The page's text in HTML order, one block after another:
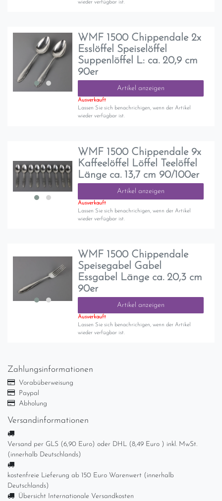
wieder verfügbar ist.
WMF 1500 Chippendale 2x
Esslöffel Speiselöffel
Suppenlöffel L: ca. 20,9 cm
90er
Artikel anzeigen
Ausverkauft
Lassen Sie sich benachrichigen, wenn der Artikel
wieder verfügbar ist.
WMF 1500 Chippendale 9x
Kaffeelöffel Löffel Teelöffel
Länge ca. 13,7 cm 90/100er
Artikel anzeigen
Ausverkauft
Lassen Sie sich benachrichigen, wenn der Artikel
wieder verfügbar ist.
WMF 1500 Chippendale
Speisegabel Gabel
Essgabel Länge ca. 20,3 cm
90er
Artikel anzeigen
Ausverkauft
Lassen Sie sich benachrichigen, wenn der Artikel
wieder verfügbar ist.
Zahlungsinformationen
Vorabüberweisung
Paypal
Abholung
Versandinformationen
Versand per GLS (6,90 Euro) oder DHL (8,49 Euro ) inkl. MwSt.
(innerhalb Deutschlands)
kostenfreie Lieferung ab 150 Euro Warenwert (innerhalb
Deutschlands)
Übersicht Internationale Versandkosten